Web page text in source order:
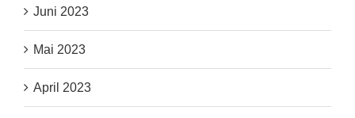
Juni 2023
Mai 2023
April 2023